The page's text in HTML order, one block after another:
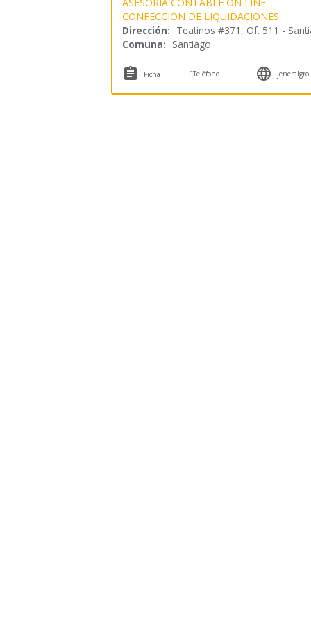
ASESORIA CONTABLE ON LINE
CONFECCION DE LIQUIDACIONES
Dirección: Teatinos #371, Of. 511 -
Comuna: Santiago
 Ficha Teléfono 